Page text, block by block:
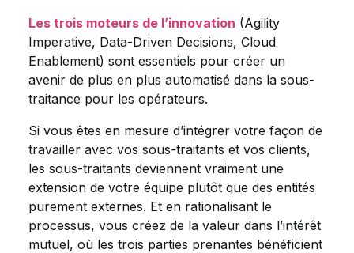
Les trois moteurs de l’innovation (Agility
Imperative, Data-Driven Decisions, Cloud
Enablement) sont essentiels pour créer un
avenir de plus en plus automatisé dans la sous-
traitance pour les opérateurs.
Si vous êtes en mesure d’intégrer votre façon de
travailler avec vos sous-traitants et vos clients,
les sous-traitants deviennent vraiment une
extension de votre équipe plutôt que des entités
purement externes. Et en rationalisant le
processus, vous créez de la valeur dans l’intérêt
mutuel, où les trois parties prenantes bénéficient